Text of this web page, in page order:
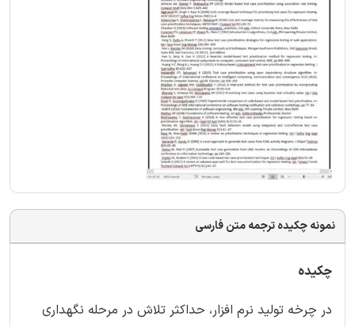
نمونه چکیده ترجمه متن فارسی
چکیده
در چرخه تولید نرم افزار، حداکثر تلاش در مرحله نگهداری